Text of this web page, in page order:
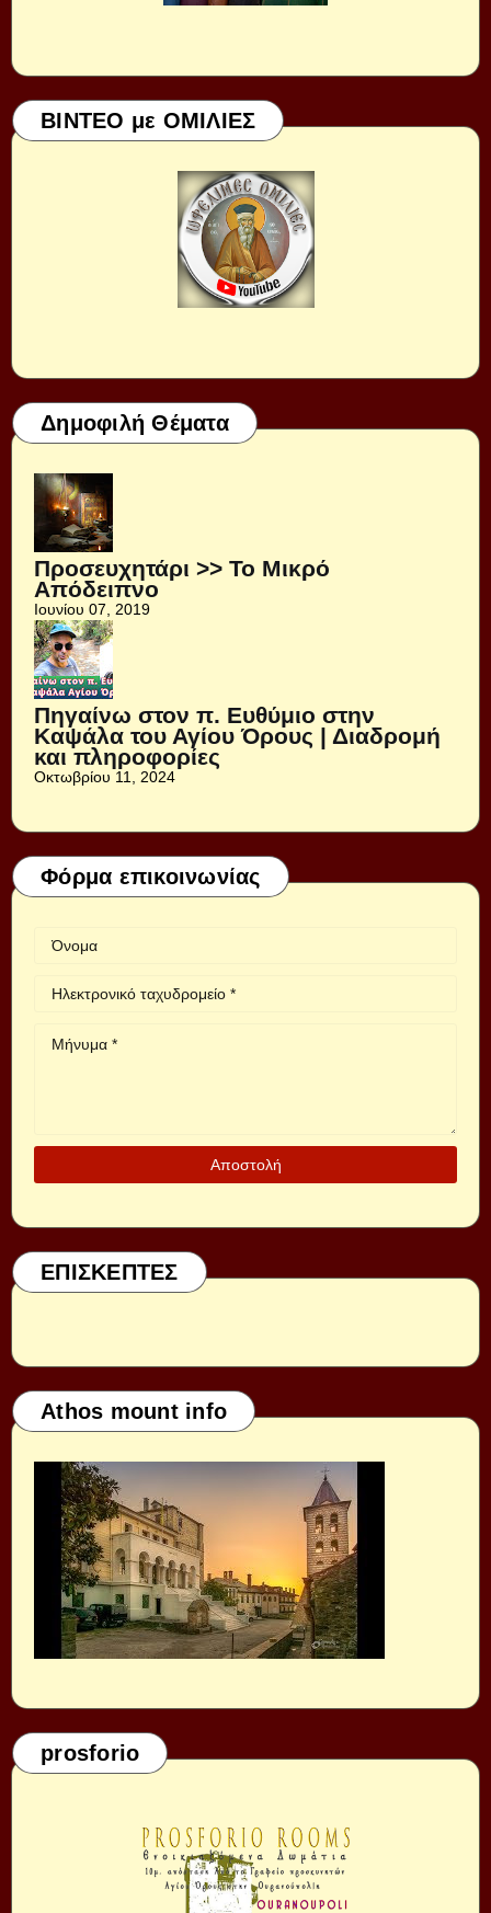
ΒΙΝΤΕΟ με ΟΜΙΛΙΕΣ
Δημοφιλή Θέματα
Προσευχητάρι >> Το Μικρό
Απόδειπνο
Ιουνίου 07, 2019
Πηγαίνω στον π. Ευθύμιο στην
Καψάλα του Αγίου Όρους | Διαδρομή
και πληροφορίες
Οκτωβρίου 11, 2024
Φόρμα επικοινωνίας
ΕΠΙΣΚΕΠΤΕΣ
Athos mount info
prosforio